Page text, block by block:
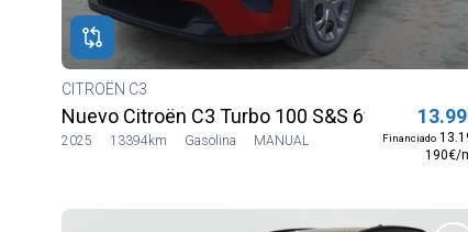
CITROËN C3
Nuevo Citroën C3 Turbo 100 S&S 6v YOU
2025 13394km Gasolina MANUAL Financiado
190€/